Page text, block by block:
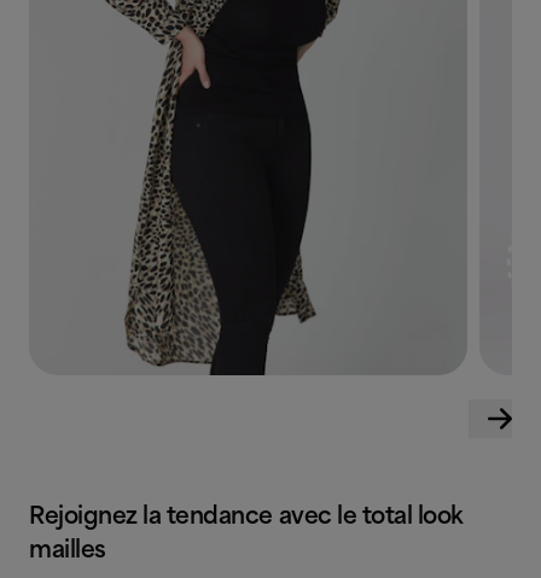
Rejoignez la tendance avec le total look
mailles